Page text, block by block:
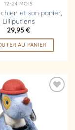
12-24 MOIS
et son panier,
Lilliputiens
29,95€
AU PANIER